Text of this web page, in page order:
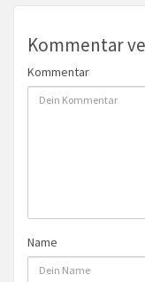
Kommentar
Kommentar
Name